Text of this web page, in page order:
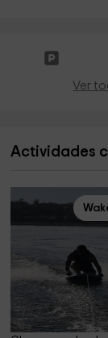
Ver
Actividades